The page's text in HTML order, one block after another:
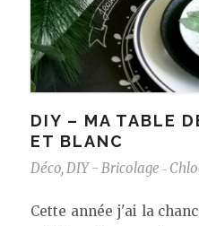
DIY – MA TABLE
ET BLANC
Déco, DIY - Bricolage -
Cette année j'ai la